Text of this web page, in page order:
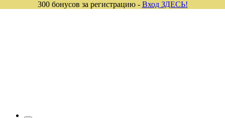
300 бонусов за регистрацию - Вход ЗДЕСЬ!